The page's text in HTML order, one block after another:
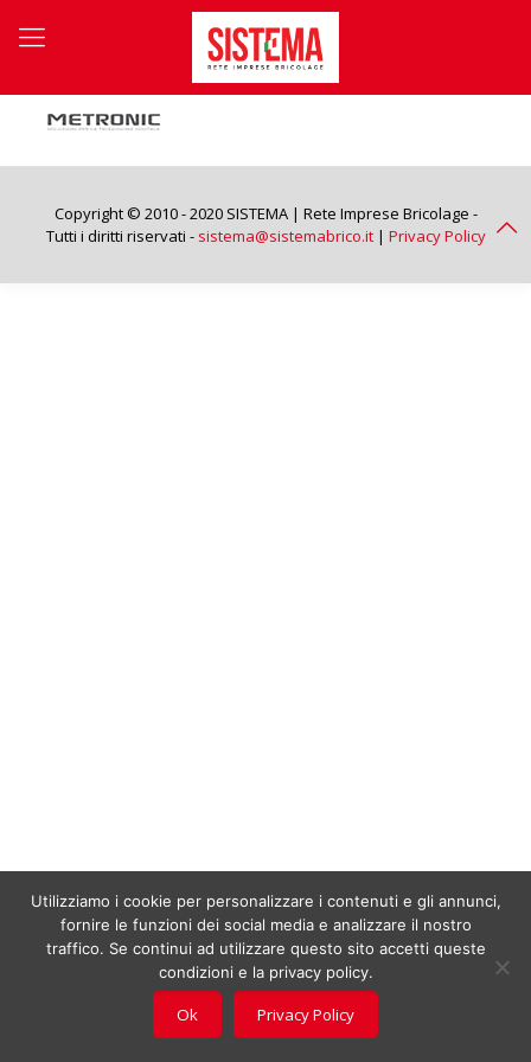
Copyright © 2010 - 2020 SISTEMA | Rete Imprese Bricolage -
Tutti i diritti riservati - sistema@sistemabrico.it| Privacy Policy
Utilizziamo i cookie per personalizzare i contenuti e gli annunci,
fornire le funzioni dei social media e analizzare il nostro
traffico. Se continui ad utilizzare questo sito accetti queste
condizioni e la privacy policy.
Ok Privacy Policy